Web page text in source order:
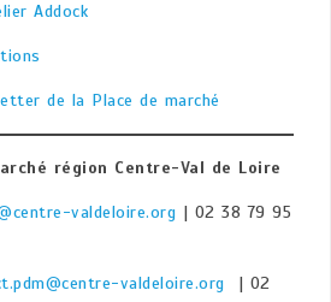
Addock
de la Place de marché
région Centre-Val de Loire
valdeloire.org | 02 38 79 95
valdeloire.org | 02